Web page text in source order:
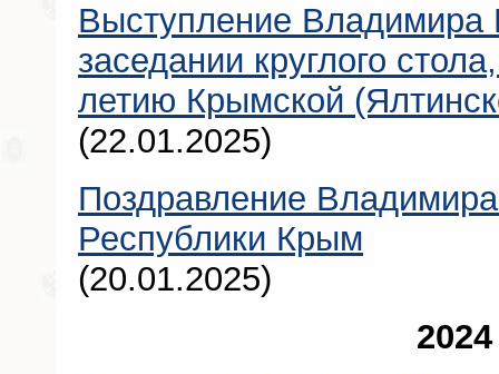
Выступление Владимира
заседании круглого
летию Крымской
(22.01.2025)
Поздравление
Республики Крым
(20.01.2025)